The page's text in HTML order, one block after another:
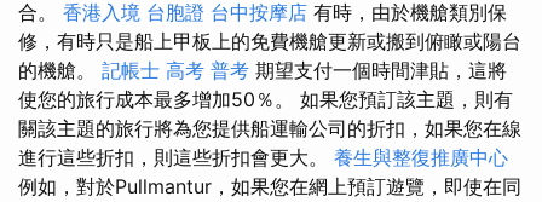
合。 香港入境 台胞證 台中按摩店 有時，由於機艙類別保
修，有時只是船上甲板上的免費機艙更新或搬到俯瞰或陽台
的機艙。 記帳士 高考 普考 期望支付一個時間津貼，這將
使您的旅行成本最多增加50％。 如果您預訂該主題，則有
關該主題的旅行將為您提供船運輸公司的折扣，如果您在線
進行這些折扣，則這些折扣會更大。 養生與整復推廣中心
例如，對於Pullmantur，如果您在網上預訂遊覽，即使在同